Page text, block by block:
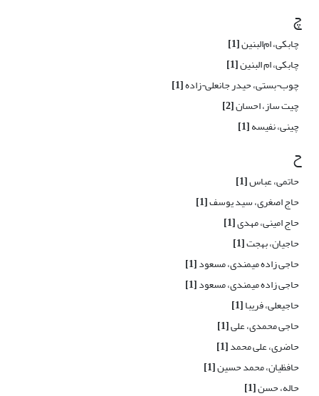
چ
چابکی، ام‌البنین[1]
چابکی، ام البنین[1]
چوب¬بستی، حیدر جانعلی¬زاده[1]
چیت ساز، احسان[2]
چینی، نفیسه[1]
ح
حاتمی، عباس[1]
حاج اصغری، سید یوسف[1]
حاج امینی، مهدی[1]
حاجیان، بهجت[1]
حاجی زاده میمندی، مسعود[1]
حاجی زاده میمندی، مسعود[1]
حاجیعلی، فریبا[1]
حاجی محمدی، علی[1]
حاضری، علی محمد[1]
حافظیان، محمد حسین[1]
حاله، حسن[1]